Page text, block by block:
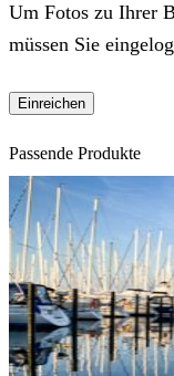
Um Fotos zu Ihrer
müssen Sie
Passende Produkte